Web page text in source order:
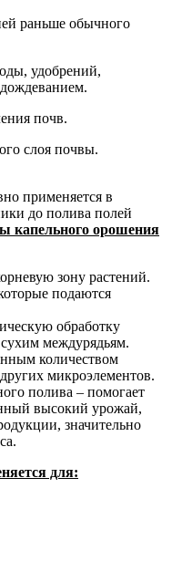
раньше обычного
удобрений,
почв.
слоя почвы.
применяется в
до полива полей
капельного орошения
зону растений.
подаются
обработку
междурядьям.
количеством
микроэлементов.
полива – помогает
высокий урожай,
значительно
для: